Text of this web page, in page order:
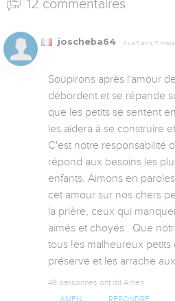
12 commentaires
joscheba64 Il y a 7 ans, 7 mois
Soupirons après l'amour
débordent et se répande
que les petits se sentent
les aidera à se construire
C'est notre responsabilité
répond aux besoins les
enfants. Aimons en
cet amour sur nos chers
la prière, ceux qui
aimés et choyés . Que
tous !es malheureux
préserve et les arrache
49 personnes ont dit Amen
AMEN RÉPONDRE